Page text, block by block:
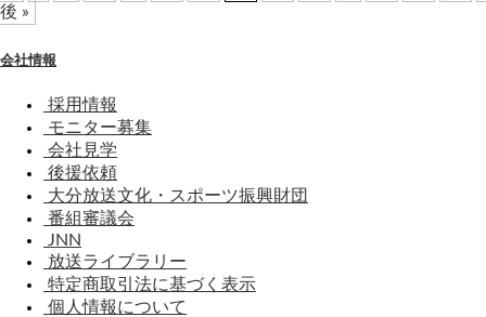
後 »
会社情報
採用情報
モニター募集
会社見学
後援依頼
大分放送文化・スポーツ振興財団
番組審議会
JNN
放送ライブラリー
特定商取引法に基づく表示
個人情報について